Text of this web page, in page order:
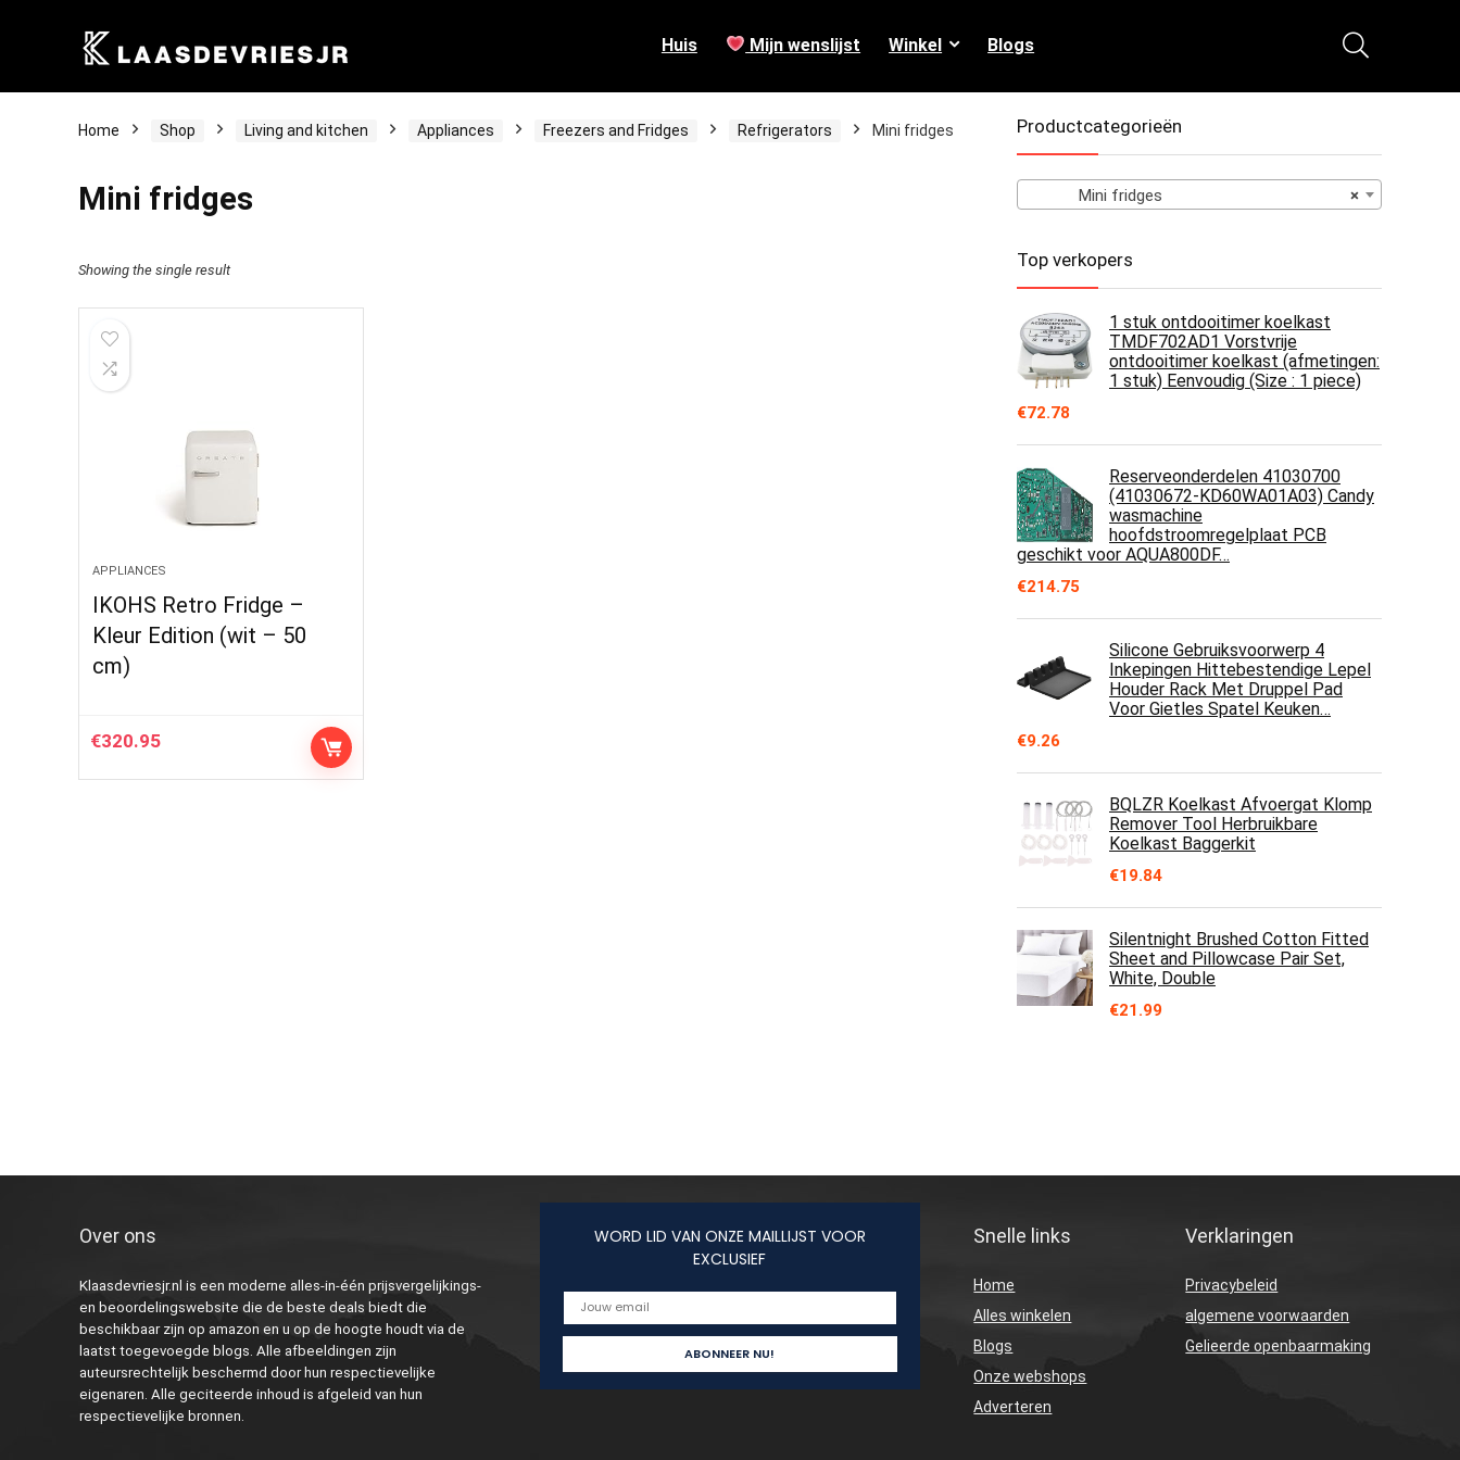
Huis Mijn wenslijst Winkel Blogs
Home Shop Living and kitchen Appliances Freezers and Fridges Refrigerators Mini fridges
Mini fridges
Showing the single result
APPLIANCES
IKOHS Retro Fridge –
Kleur Edition (wit – 50
cm)
€320.95
Productcategorieën
×
Mini fridges
Top verkopers
1 stuk ontdooitimer koelkast
TMDF702AD1 Vorstvrije
ontdooitimer koelkast (afmetingen:
1 stuk) Eenvoudig (Size : 1 piece)
€72.78
Reserveonderdelen 41030700
(41030672-KD60WA01A03) Candy
wasmachine
hoofdstroomregelplaat PCB
geschikt voor AQUA800DF…
€214.75
Silicone Gebruiksvoorwerp 4
Inkepingen Hittebestendige Lepel
Houder Rack Met Druppel Pad
Voor Gietles Spatel Keuken…
€9.26
BQLZR Koelkast Afvoergat Klomp
Remover Tool Herbruikbare
Koelkast Baggerkit
€19.84
Silentnight Brushed Cotton Fitted
Sheet and Pillowcase Pair Set,
White, Double
€21.99
Over ons
Klaasdevriesjr.nl is een moderne alles-in-één prijsvergelijkings-
en beoordelingswebsite die de beste deals biedt die
beschikbaar zijn op amazon en u op de hoogte houdt via de
laatst toegevoegde blogs. Alle afbeeldingen zijn
auteursrechtelijk beschermd door hun respectievelijke
eigenaren. Alle geciteerde inhoud is afgeleid van hun
respectievelijke bronnen.
WORD LID VAN ONZE MAILLIJST VOOR
EXCLUSIEF
Snelle links
Home
Alles winkelen
Blogs
Onze webshops
Adverteren
Verklaringen
Privacybeleid
algemene voorwaarden
Gelieerde openbaarmaking